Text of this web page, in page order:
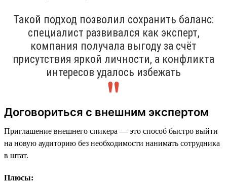
Такой подход позволил сохранить баланс:
специалист развивался как эксперт,
компания получала выгоду за счёт
присутствия яркой личности, а конфликта
интересов удалось избежать
Договориться с внешним экспертом
Приглашение внешнего спикера — это способ быстро выйти
на новую аудиторию без необходимости нанимать сотрудника
в штат.
Плюсы: